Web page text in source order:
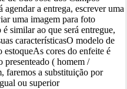
a entrega, escrever uma
uma imagem para foto
similar ao que será entregue,
característicasO modelo de
estoqueAs cores do enfeite é
presenteado ( homem /
faremos a substituição por
ou superior